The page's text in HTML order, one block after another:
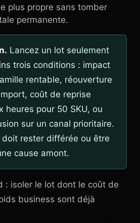
plus propre sans tomber
permanente.
Lancez un lot seulement
trois conditions : impact
rentable, réouverture
coût de reprise
heures pour 50 SKU, ou
sur un canal prioritaire.
doit rester différée ou être
cause amont.
: isoler le lot dont le coût de
business sont déjà